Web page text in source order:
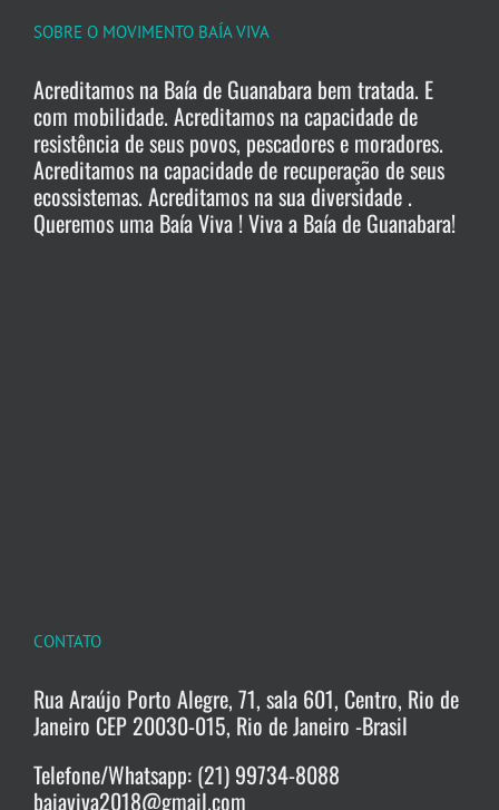
SOBRE O MOVIMENTO BAÍA VIVA
Acreditamos na Baía de Guanabara bem tratada. E
com mobilidade. Acreditamos na capacidade de
resistência de seus povos, pescadores e moradores.
Acreditamos na capacidade de recuperação de seus
ecossistemas. Acreditamos na sua diversidade .
Queremos uma Baía Viva ! Viva a Baía de Guanabara!
CONTATO
Rua Araújo Porto Alegre, 71, sala 601, Centro, Rio de
Janeiro CEP 20030-015, Rio de Janeiro -Brasil
Telefone/Whatsapp: (21) 99734-8088
baiaviva2018@gmail.com